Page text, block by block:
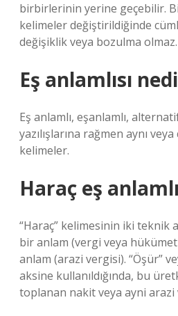
birbirlerinin yerine geçebilir.
kelimeler değiştirildiğinde
değişiklik veya bozulma olmaz.
Eş anlamlısı
Eş anlamlı, eşanlamlı,
yazılışlarına rağmen aynı
kelimeler.
Haraç eş
“Haraç” kelimesinin iki teknik
bir anlam (vergi veya
anlam (arazi vergisi). “Öşür”
aksine kullanıldığında, bu
toplanan nakit veya ayni